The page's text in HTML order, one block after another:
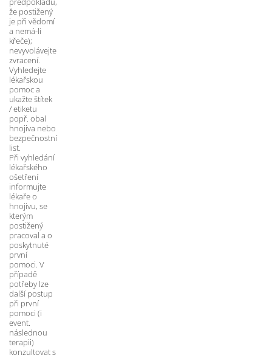
že postižený
je při vědomí
a nemá-li
křeče);
nevyvolávejte
zvracení.
Vyhledejte
lékařskou
pomoc a
ukažte štítek
/ etiketu
popř. obal
hnojiva nebo
bezpečnostní
list.
Při vyhledání
lékařského
ošetření
informujte
lékaře o
hnojivu, se
kterým
postižený
pracoval a o
poskytnuté
první
pomoci. V
případě
potřeby lze
další postup
při první
pomoci (i
event.
následnou
terapii)
konzultovat s